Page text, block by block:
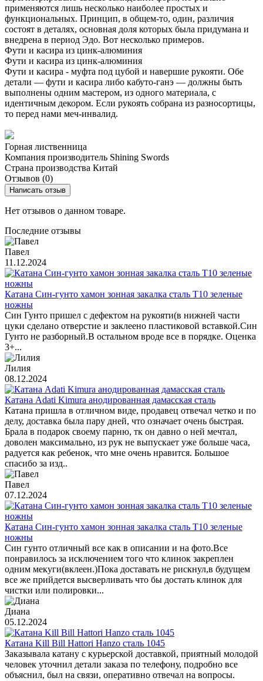
применяются лишь несколько наиболее простых и
функциональных. Принцип, в общем-то, один, различия
состоят в деталях, основная доля которых была придумана и
внедрена в период Эдо. Вот несколько примеров.
Фути и касира из цинк-алюминия
Фути и касира из цинк-алюминия
Фути и касира - муфта под цубой и навершие рукояти. Обе
детали — фути и касира либо кабуто-ганэ — должны быть
выполнены одним мастером, из одного материала, с
идентичным декором. Если рукоять собрана из разносортицы,
то перед нами меч-инвалид.
Горная лиственница
Компания производитель Shining Swords
Страна производства Китай
Отзывов (0)
Написать отзыв
Нет отзывов о данном товаре.
Последние отзывы
Павел
11.12.2024
Катана Син-гунто хамон зонная закалка сталь T10 зеленые
ножны
Син Гунто пришел с дефектом на рукояти(в нижней части
цуки сделано отверстие и заклеено пластиковой вставкой.Син
Гунто не разборный.В остальном вроде все в порядке. Оценка
3+...
Лилия
08.12.2024
Катана Adati Kimura анодированная дамасская сталь
Катана пришла в отличном виде, продавец отвечал четко и по
делу, доставка была пару дней, что означает очень быстрая.
Брала в подарок своему парню, тк он давно о ней мечтал,
доволен максимально, из рук не выпускает уже больше часа,
радуется как ребенок, что мне очень нравится. Большое
спасибо за изд..
Павел
07.12.2024
Катана Син-гунто хамон зонная закалка сталь T10 зеленые
ножны
Син гунто отличный все как в описании и на фото.Все
понравилось за исключением того что клинок закреплен
одним мекуги(вклеен.)Пока доставать не рискнул,в будущем
все же прийдется высверливать что бы достать клинок для
чистки или полировки...
Диана
05.12.2024
Катана Kill Bill Hattori Hanzo сталь 1045
Заказывала катану с курьерской доставкой, приятный молодой
человек уточнил детали заказа по телефону, подробно все
объяснил, был на связи, оперативно отвечал на вопросы.